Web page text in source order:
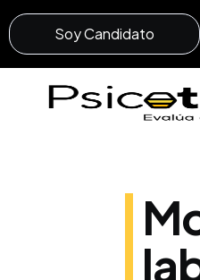
Soy Candidato